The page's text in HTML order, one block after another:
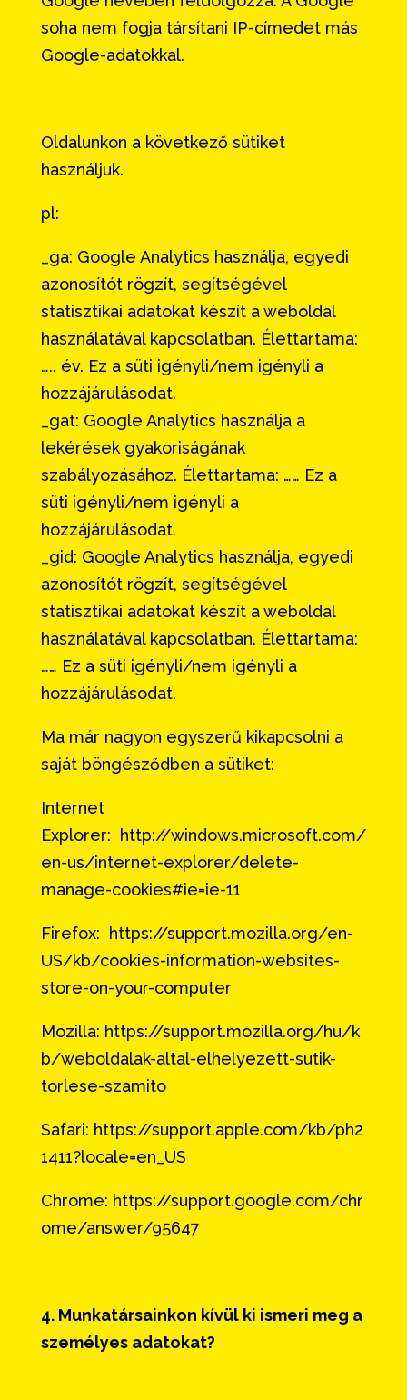
soha nem fogja társítani IP-címedet más
Google-adatokkal.
Oldalunkon a következő sütiket
használjuk.
pl:
_ga: Google Analytics használja, egyedi
azonosítót rögzít, segítségével
statisztikai adatokat készít a weboldal
használatával kapcsolatban. Élettartama:
….. év. Ez a süti igényli/nem igényli a
hozzájárulásodat.
_gat: Google Analytics használja a
lekérések gyakoriságának
szabályozásához. Élettartama: …… Ez a
süti igényli/nem igényli a
hozzájárulásodat.
_gid: Google Analytics használja, egyedi
azonosítót rögzít, segítségével
statisztikai adatokat készít a weboldal
használatával kapcsolatban. Élettartama:
…… Ez a süti igényli/nem igényli a
hozzájárulásodat.
Ma már nagyon egyszerű kikapcsolni a
saját böngésződben a sütiket:
Internet
Explorer: http://windows.microsoft.com/
en-us/internet-explorer/delete-
manage-cookies#ie=ie-11
Firefox: https://support.mozilla.org/en-
US/kb/cookies-information-websites-
store-on-your-computer
Mozilla: https://support.mozilla.org/hu/k
b/weboldalak-altal-elhelyezett-sutik-
torlese-szamito
Safari: https://support.apple.com/kb/ph2
1411?locale=en_US
Chrome: https://support.google.com/chr
ome/answer/95647
4. Munkatársainkon kívül ki ismeri meg a
személyes adatokat?